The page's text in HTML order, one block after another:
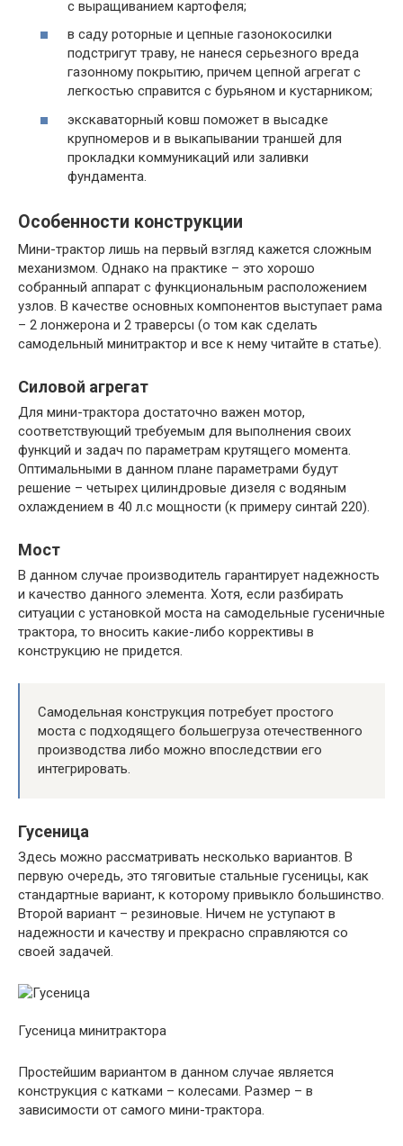
с выращиванием картофеля;
в саду роторные и цепные газонокосилки
подстригут траву, не нанеся серьезного вреда
газонному покрытию, причем цепной агрегат с
легкостью справится с бурьяном и кустарником;
экскаваторный ковш поможет в высадке
крупномеров и в выкапывании траншей для
прокладки коммуникаций или заливки
фундамента.
Особенности конструкции
Мини-трактор лишь на первый взгляд кажется сложным
механизмом. Однако на практике – это хорошо
собранный аппарат с функциональным расположением
узлов. В качестве основных компонентов выступает рама
– 2 лонжерона и 2 траверсы (о том как сделать
самодельный минитрактор и все к нему читайте в статье).
Силовой агрегат
Для мини-трактора достаточно важен мотор,
соответствующий требуемым для выполнения своих
функций и задач по параметрам крутящего момента.
Оптимальными в данном плане параметрами будут
решение – четырех цилиндровые дизеля с водяным
охлаждением в 40 л.с мощности (к примеру синтай 220).
Мост
В данном случае производитель гарантирует надежность
и качество данного элемента. Хотя, если разбирать
ситуации с установкой моста на самодельные гусеничные
трактора, то вносить какие-либо коррективы в
конструкцию не придется.
Самодельная конструкция потребует простого
моста с подходящего большегруза отечественного
производства либо можно впоследствии его
интегрировать.
Гусеница
Здесь можно рассматривать несколько вариантов. В
первую очередь, это тяговитые стальные гусеницы, как
стандартные вариант, к которому привыкло большинство.
Второй вариант – резиновые. Ничем не уступают в
надежности и качеству и прекрасно справляются со
своей задачей.
Гусеница минитрактора
Простейшим вариантом в данном случае является
конструкция с катками – колесами. Размер – в
зависимости от самого мини-трактора.